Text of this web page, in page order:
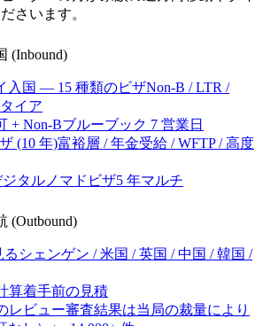
さいます。
(Inbound)
入国 — 15 種類のビザNon-B / LTR /
イア
+ Non-Bブルーブック 7 営業日
(10 年)富裕層 / 年金受給 / WFTP / 高度
タルノマドビザ5 年マルチ
(Outbound)
る シェンゲン / 米国 / 英国 / 中国 / 韓国 /
算着手前の見積
レビュー審査結果は当局の裁量により